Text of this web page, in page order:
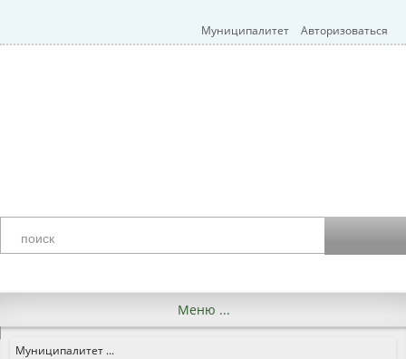
Муниципалитет Авторизоваться
Меню ...
Муниципалитет ...